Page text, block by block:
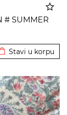
# SUMMER
Stavi u korpu